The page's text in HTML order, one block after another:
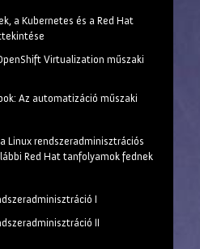
a Kubernetes és a Red Hat
Virtualization műszaki
Az automatizáció műszaki
Linux rendszeradminisztrációs
Red Hat tanfolyamok fednek
I
II